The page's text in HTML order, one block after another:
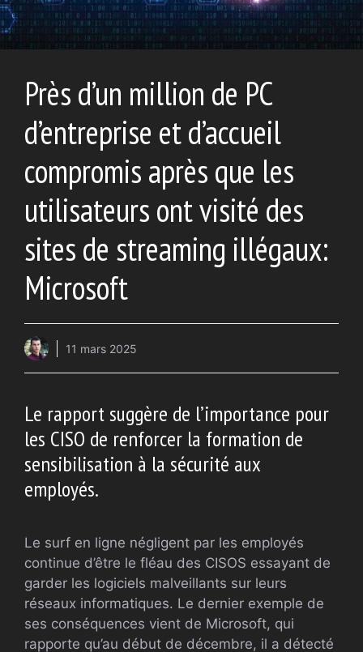
Près d’un million de PC
d’entreprise et d’accueil
compromis après que les
utilisateurs ont visité des
sites de streaming illégaux:
Microsoft
11 mars 2025
Le rapport suggère de l’importance pour
les CISO de renforcer la formation de
sensibilisation à la sécurité aux
employés.
Le surf en ligne négligent par les employés
continue d’être le fléau des CISOS essayant de
garder les logiciels malveillants sur leurs
réseaux informatiques. Le dernier exemple de
ses conséquences vient de Microsoft, qui
rapporte qu’au début de décembre, il a détecté